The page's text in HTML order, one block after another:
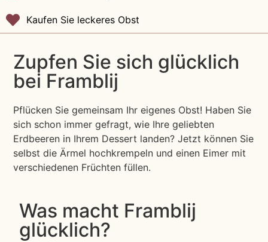
Kaufen Sie leckeres Obst
Zupfen Sie sich glücklich
bei Framblij
Pflücken Sie gemeinsam Ihr eigenes Obst! Haben Sie
sich schon immer gefragt, wie Ihre geliebten
Erdbeeren in Ihrem Dessert landen? Jetzt können Sie
selbst die Ärmel hochkrempeln und einen Eimer mit
verschiedenen Früchten füllen.
Was macht Framblij
glücklich?